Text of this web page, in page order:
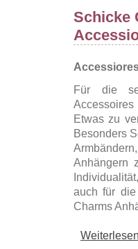
Schicke
Für die
Etwas zu
Besonders
Anhängern
auch für
Charms